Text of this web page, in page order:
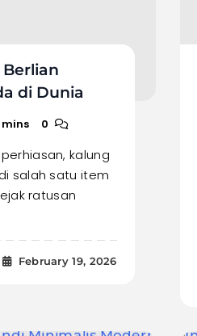
di Dunia
0
kalung
salah satu item
ratusan
February 19, 2026